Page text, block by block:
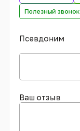
Полезный звонок
Псевдоним
Ваш отзыв